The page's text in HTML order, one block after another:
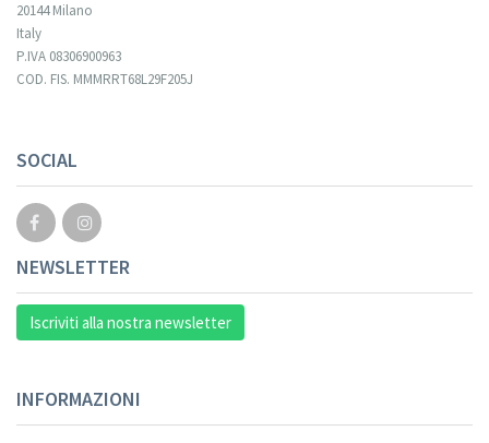
20144 Milano
Italy
P.IVA 08306900963
COD. FIS. MMMRRT68L29F205J
SOCIAL
NEWSLETTER
Iscriviti alla nostra newsletter
INFORMAZIONI